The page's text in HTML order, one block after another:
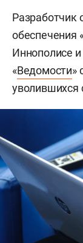
Разработчик
обеспечения
Иннополисе
«Ведомости»
уволившихся